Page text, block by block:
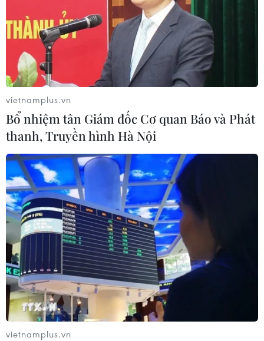
từ "viêm phổi do virus corona mới" thành "nhiễm virus
corona chủng mới," đồng thời hạ cấp quản lý dịch
COVID-19 từ loại A xuống loại B.
vietnamplus.vn
Bổ nhiệm tân Giám đốc Cơ quan Báo và Phát
thanh, Truyền hình Hà Nội
vietnamplus.vn